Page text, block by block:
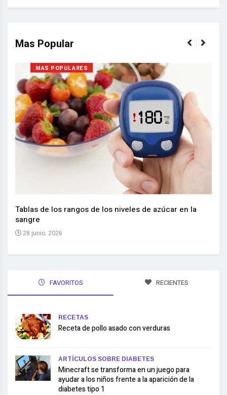
Mas Popular
MAS POPULARES
Tablas de los rangos de los niveles de azúcar en la
sangre
28 junio, 2026
FAVORITOS RECIENTES
RECETAS
Receta de pollo asado con verduras
ARTÍCULOS SOBRE DIABETES
Minecraft se transforma en un juego para
ayudar a los niños frente a la aparición de la
diabetes tipo 1